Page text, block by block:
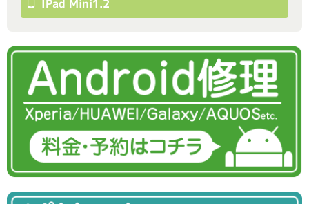
IPad Mini1.2